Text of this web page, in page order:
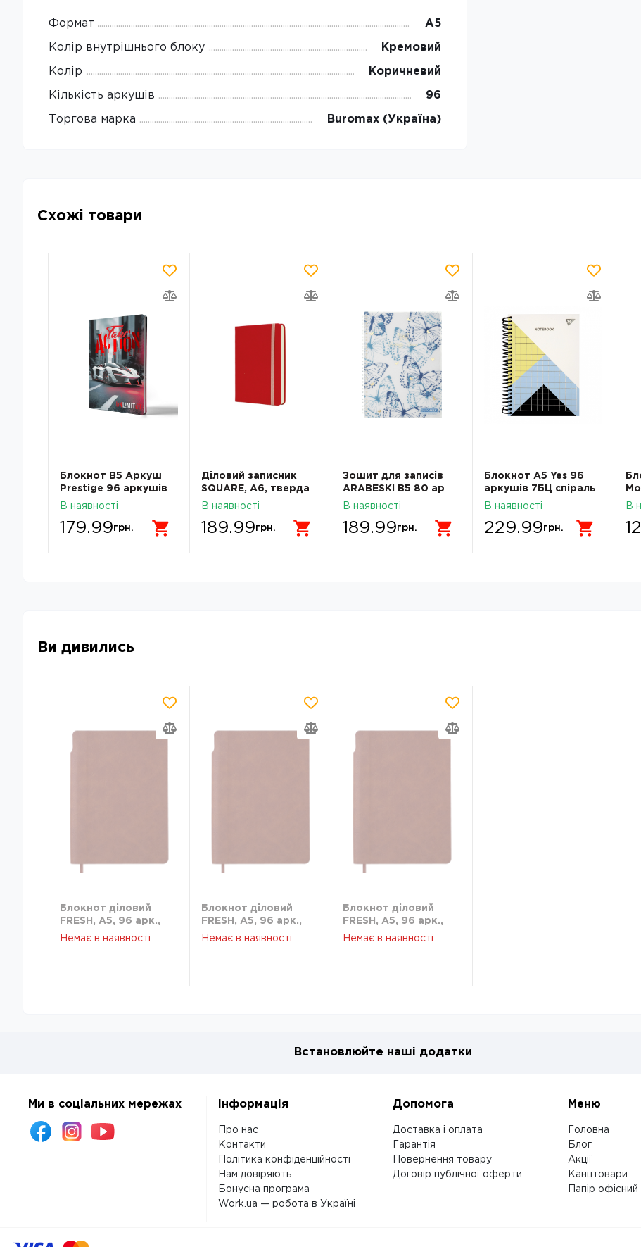
Формат А5
Колір внутрішнього блоку Кремовий
Колір Коричневий
Кількість аркушів 96
Торгова марка Buromax (Україна)
Схожі товари
Блокнот В5 Аркуш
Prestige 96 аркушів
клітинка софттач
В наявності
179.99грн.
Діловий записник
SQUARE, A6, тверда
обкладинка, гумка,
червоний
В наявності
189.99грн.
Зошит для записів
ARABESKI B5 80 ар
клітинка пластикова
BM.2586-02
В наявності
189.99грн.
Блокнот А5 Yes 96
аркушів 7БЦ cпіраль
Geometry клітинка
В наявності
229.99грн.
В
Ви дивились
Блокнот діловий
FRESH, А5, 96 арк.,
клітинка, коричн.,
Немає в наявності
Блокнот діловий
FRESH, А5, 96 арк.,
клітинка, коричн.,
Немає в наявності
Блокнот діловий
FRESH, А5, 96 арк.,
клітинка, коричн.,
Немає в наявності
Встановлюйте наші додатки
Ми в соціальних мережах Інформація
Про нас
Контакти
Політика конфіденційності
Нам довіряють
Бонусна програма
Work.ua — робота в Україні
Допомога
Доставка і оплата
Гарантія
Повернення товару
Договір публічної оферти
Меню
Головна
Блог
Акції
Канцтовари
Папір офісний